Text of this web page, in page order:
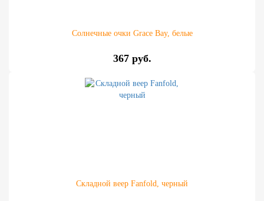
Солнечные очки Grace Bay, белые
367 руб.
Складной веер Fanfold, черный